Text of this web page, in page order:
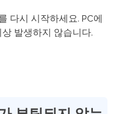
다시 시작하세요. PC에
발생하지 않습니다.